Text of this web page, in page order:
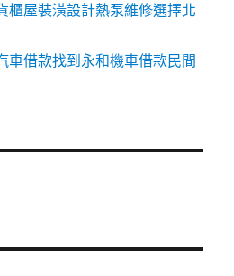
櫃屋裝潢設計熱泵維修選擇北
車借款找到永和機車借款民間